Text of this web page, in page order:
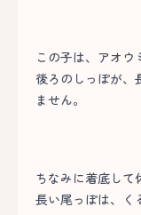
この子は、アオウ
後ろのしっぽが、
ません。
ちなみに着底して
長い尾っぽは、く